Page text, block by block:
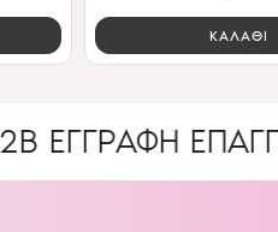
ΚΑΛΑΘΙ
ΕΠΑΓΓΕΛΜΑΤΊΑ